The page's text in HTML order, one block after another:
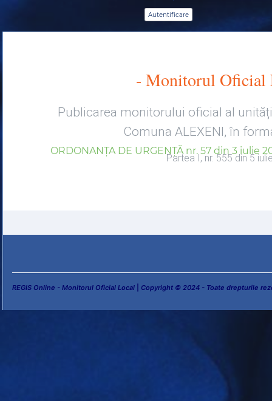
- Monitorul Oficial
Publicarea monitorului oficial al
Comuna ALEXENI, în
ORDONANȚA DE URGENȚĂ nr. 57 din 3 iulie
Partea I, nr. 555 din 5
REGIS Online - Monitorul Oficial Local Copyright © 2024 - Toate drepturile